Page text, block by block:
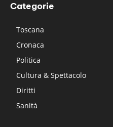
Categorie
Toscana
Cronaca
Politica
Cultura & Spettacolo
Diritti
Sanità